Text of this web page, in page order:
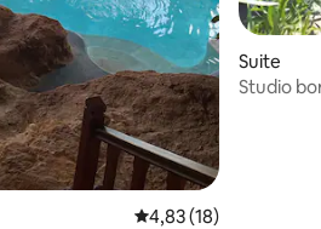
Évaluation moyenne
4,83 (18)
Suite
Studio